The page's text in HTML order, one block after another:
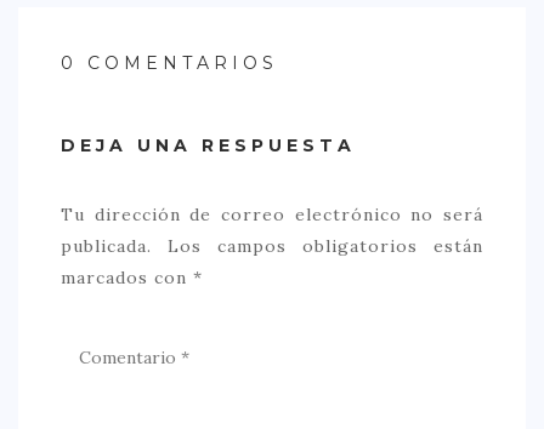
0 COMENTARIOS
DEJA UNA RESPUESTA
Tu dirección de correo electrónico no será
publicada.
Los campos obligatorios están
marcados con *